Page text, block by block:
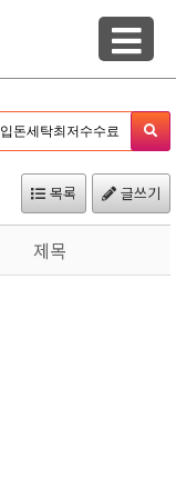
목록 글쓰기
제목